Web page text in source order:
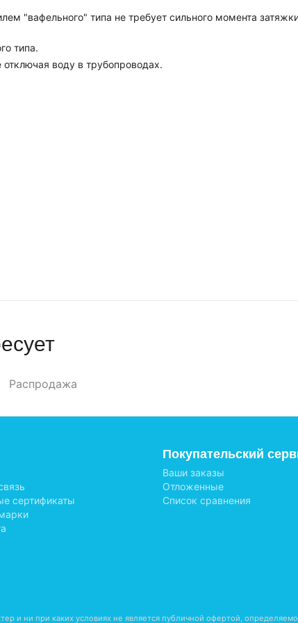
"вафельного" типа не требует сильного момента
типа.
воду в трубопроводах.
Распродажа
сертификаты
Покупательский
Ваши заказы
Отложенные
Список сравнения
и ни при каких условиях не является публичной офертой,